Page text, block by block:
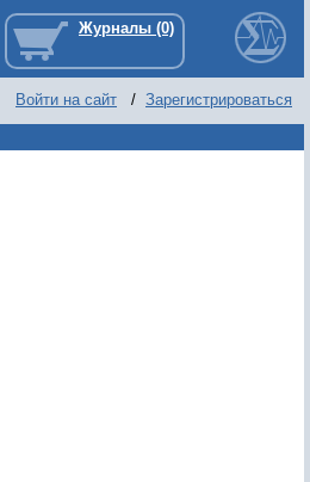
Войти на сайт / Зарегистрироваться